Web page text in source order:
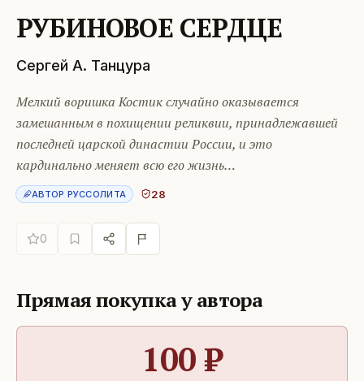
РУБИНОВОЕ СЕРДЦЕ
Сергей А. Танцура
Мелкий воришка Костик случайно оказывается
замешанным в похищении реликвии, принадлежавшей
последней царской династии России, и это
кардинально меняет всю его жизнь…
АВТОР РУССОЛИТА 28
0
Прямая покупка у автора
100₽